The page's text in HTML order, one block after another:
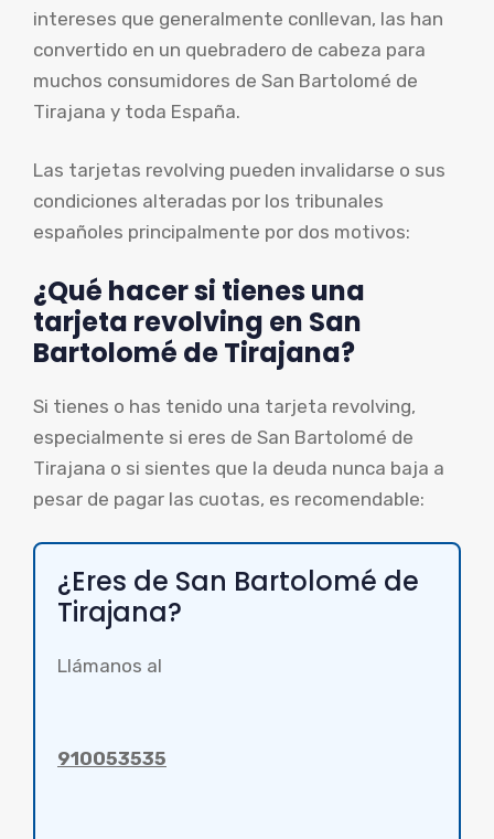
intereses que generalmente conllevan, las han
convertido en un quebradero de cabeza para
muchos consumidores de San Bartolomé de
Tirajana y toda España.
Las tarjetas revolving pueden invalidarse o sus
condiciones alteradas por los tribunales
españoles principalmente por dos motivos:
¿Qué hacer si tienes una
tarjeta revolving en San
Bartolomé de Tirajana?
Si tienes o has tenido una tarjeta revolving,
especialmente si eres de San Bartolomé de
Tirajana o si sientes que la deuda nunca baja a
pesar de pagar las cuotas, es recomendable:
¿Eres de San Bartolomé de
Tirajana?
Llámanos al
910053535